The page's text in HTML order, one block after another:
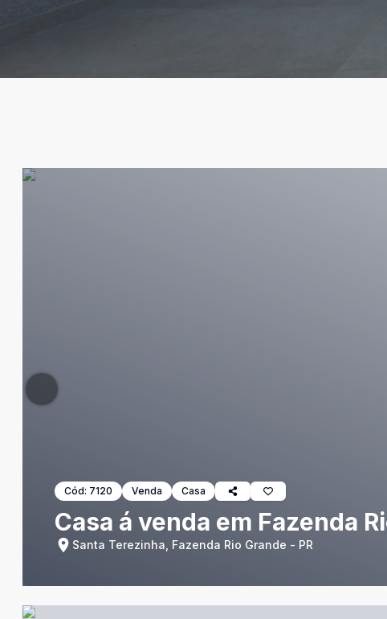
Cód: 7120 Venda Casa
Casa á venda em Fazenda
Santa Terezinha, Fazenda Rio Grande - PR